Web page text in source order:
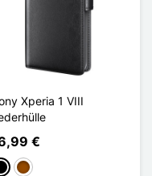
Xperia 1 VIII
€
Braun